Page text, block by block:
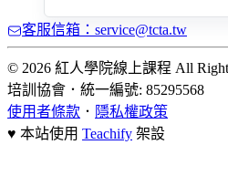
客服信箱：service@tcta.tw
© 2026 紅人學院線上課程 All
培訓協會 ． 統一編號: 85295568
使用者條款 ． 隱私權政策
♥ 本站使用 Teachify 架設